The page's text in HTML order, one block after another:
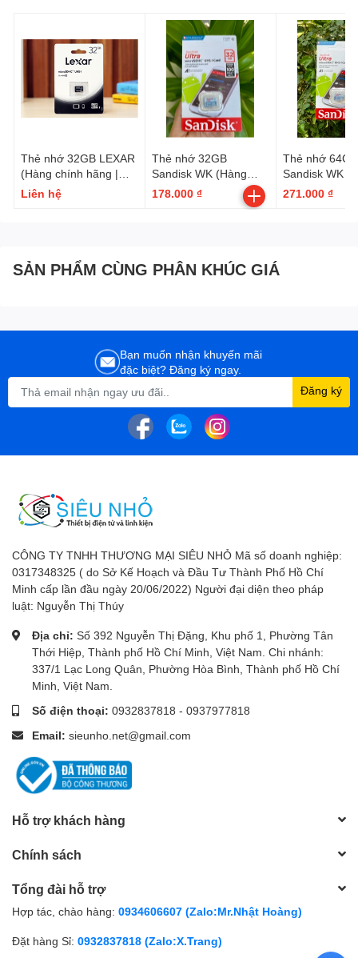
Thẻ nhớ 32GB LEXAR
(Hàng chính hãng |
Bảo hành 5 năm | Hộp
Liên hệ
Thẻ nhớ 32GB
Sandisk WK (Hàng
OEM | Bảo hành 2
178.000 ₫
Thẻ nhớ 64GB
Sandisk WK
OEM | Bảo
271.000 ₫
SẢN PHẨM CÙNG PHÂN KHÚC GIÁ
Bạn muốn nhận khuyến mãi
đặc biệt? Đăng ký ngay.
Đăng ký
CÔNG TY TNHH THƯƠNG MẠI SIÊU NHỎ Mã số doanh nghiệp:
0317348325 ( do Sở Kế Hoạch và Đầu Tư Thành Phố Hồ Chí
Minh cấp lần đầu ngày 20/06/2022) Người đại diện theo pháp
luật: Nguyễn Thị Thúy
Địa chỉ: Số 392 Nguyễn Thị Đặng, Khu phố 1, Phường Tân
Thới Hiệp, Thành phố Hồ Chí Minh, Việt Nam. Chi nhánh:
337/1 Lạc Long Quân, Phường Hòa Bình, Thành phố Hồ Chí
Minh, Việt Nam.
Số điện thoại: 0932837818 - 0937977818
Email: sieunho.net@gmail.com
Hỗ trợ khách hàng
Chính sách
Tổng đài hỗ trợ
Hợp tác, chào hàng: 0934606607 (Zalo:Mr.Nhật Hoàng)
Đặt hàng Sỉ: 0932837818 (Zalo:X.Trang)